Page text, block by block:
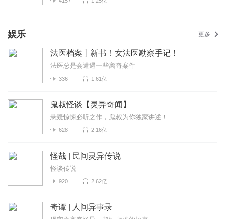
娱乐 更多
法医档案丨新书！女法医勘察手记！
法医总是会遭遇一些离奇案件
336 1.61亿
鬼叔怪谈【灵异奇闻】
悬疑惊悚必听之作，鬼叔为你独家讲述！
628 2.16亿
怪哉 | 民间灵异传说
怪谈传说
920 2.62亿
奇谭 | 人间异事录